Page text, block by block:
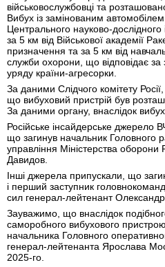
військовослужбовці та
Вибух із замінованим
Центрального науково-
за 5 км від Військової академії
призначення та за 5 км від
служби охорони, що відповідає за
уряду країни-агресорки.
За даними Слідчого комітету
що вибуховий пристрій був
За даними органу, внаслідок
Російське інсайдерське джерело
що загинув начальник Головного
управління Міністерства оборони
Давидов.
Інші джерела припускали, що
і перший заступник
сил генерал-лейтенант
Зауважимо, що внаслідок
саморобного вибухового
начальника Головного
генерал-лейтенанта Ярослава
2025-го.